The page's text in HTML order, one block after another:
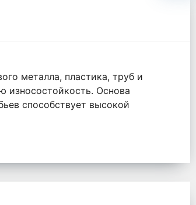
металла, пластика, труб и
износостойкость. Основа
способствует высокой